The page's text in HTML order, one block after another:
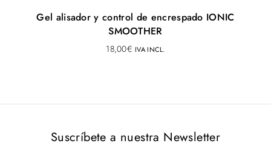
Gel alisador y control de encrespado IONIC
SMOOTHER
18,00€ IVA INCL.
Suscríbete a nuestra Newsletter